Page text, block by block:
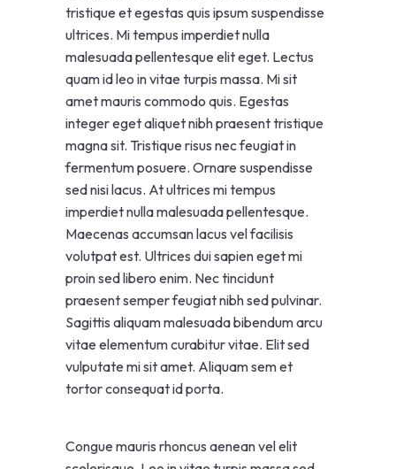
tristique et egestas quis ipsum suspendisse
ultrices. Mi tempus imperdiet nulla
malesuada pellentesque elit eget. Lectus
quam id leo in vitae turpis massa. Mi sit
amet mauris commodo quis. Egestas
integer eget aliquet nibh praesent tristique
magna sit. Tristique risus nec feugiat in
fermentum posuere. Ornare suspendisse
sed nisi lacus. At ultrices mi tempus
imperdiet nulla malesuada pellentesque.
Maecenas accumsan lacus vel facilisis
volutpat est. Ultrices dui sapien eget mi
proin sed libero enim. Nec tincidunt
praesent semper feugiat nibh sed pulvinar.
Sagittis aliquam malesuada bibendum arcu
vitae elementum curabitur vitae. Elit sed
vulputate mi sit amet. Aliquam sem et
tortor consequat id porta.
Congue mauris rhoncus aenean vel elit